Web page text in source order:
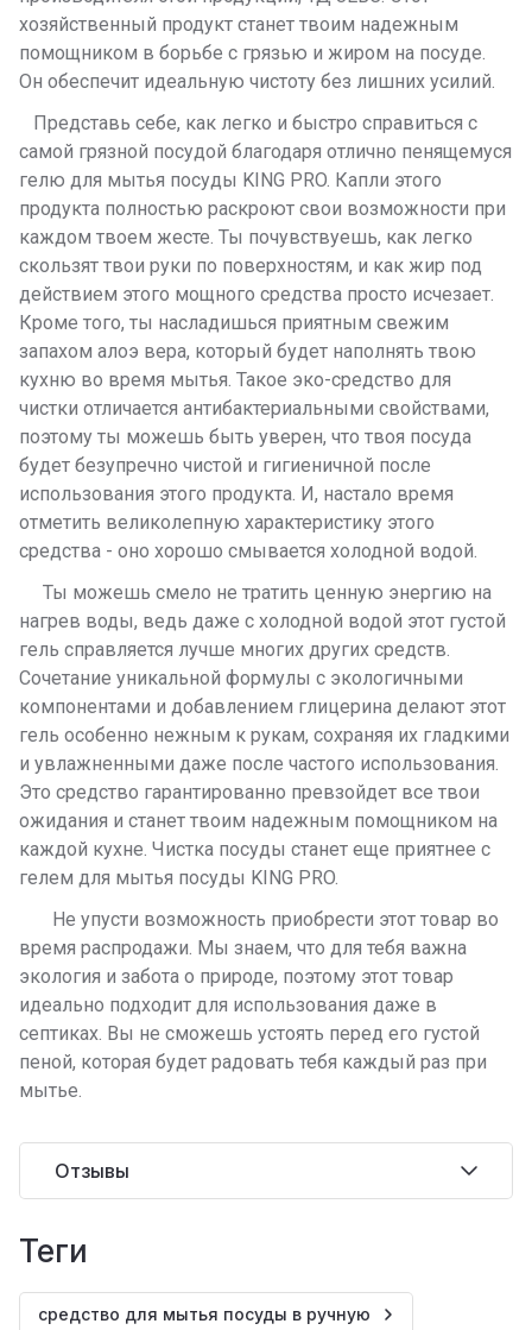
хозяйственный продукт станет твоим надежным
помощником в борьбе с грязью и жиром на посуде.
Он обеспечит идеальную чистоту без лишних усилий.
Представь себе, как легко и быстро справиться с
самой грязной посудой благодаря отлично пенящемуся
гелю для мытья посуды KING PRO. Капли этого
продукта полностью раскроют свои возможности при
каждом твоем жесте. Ты почувствуешь, как легко
скользят твои руки по поверхностям, и как жир под
действием этого мощного средства просто исчезает.
Кроме того, ты насладишься приятным свежим
запахом алоэ вера, который будет наполнять твою
кухню во время мытья. Такое эко-средство для
чистки отличается антибактериальными свойствами,
поэтому ты можешь быть уверен, что твоя посуда
будет безупречно чистой и гигиеничной после
использования этого продукта. И, настало время
отметить великолепную характеристику этого
средства - оно хорошо смывается холодной водой.
Ты можешь смело не тратить ценную энергию на
нагрев воды, ведь даже с холодной водой этот густой
гель справляется лучше многих других средств.
Сочетание уникальной формулы с экологичными
компонентами и добавлением глицерина делают этот
гель особенно нежным к рукам, сохраняя их гладкими
и увлажненными даже после частого использования.
Это средство гарантированно превзойдет все твои
ожидания и станет твоим надежным помощником на
каждой кухне. Чистка посуды станет еще приятнее с
гелем для мытья посуды KING PRO.
Не упусти возможность приобрести этот товар во
время распродажи. Мы знаем, что для тебя важна
экология и забота о природе, поэтому этот товар
идеально подходит для использования даже в
септиках. Вы не сможешь устоять перед его густой
пеной, которая будет радовать тебя каждый раз при
мытье.
Отзывы
теги
средство для мытья посуды в ручную